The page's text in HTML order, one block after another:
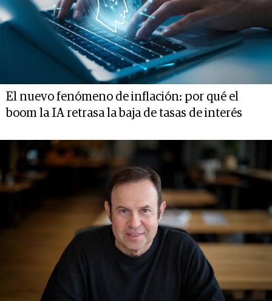
El nuevo fenómeno de inflación: por qué el
boom la IA retrasa la baja de tasas de interés